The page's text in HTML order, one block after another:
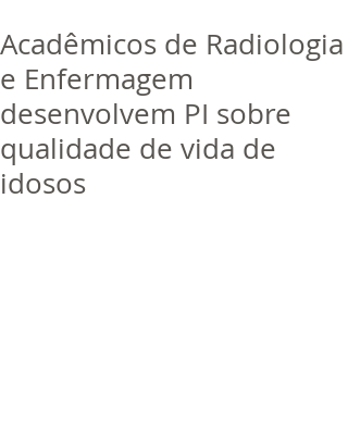
dor
Trabalhe Conosco
Acadêmicos de Radiologia
e Enfermagem
desenvolvem PI sobre
qualidade de vida de
idosos